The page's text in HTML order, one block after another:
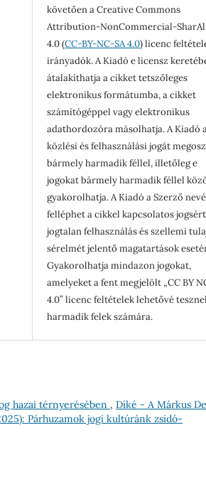
követően a Creative Commons
Attribution-NonCommercial-
4.0 (CC-BY-NC-SA 4.0) licenc
irányadók. A Kiadó e licensz
átalakíthatja a cikket tetszőleges
elektronikus formátumba, a cikket
számítógéppel vagy elektronikus
adathordozóra másolhatja. A Kiadó
közlési és felhasználási jogát
bármely harmadik féllel, illetőleg e
jogokat bármely harmadik féllel
gyakorolhatja. A Kiadó a Szerző
felléphet a cikkel kapcsolatos
jogtalan felhasználás és szellemi
sérelmét jelentő magatartások
Gyakorolhatja mindazon jogokat,
amelyeket a fent megjelölt „CC BY
4.0” licenc feltételek lehetővé
harmadik felek számára.
hazai térnyerésében , Díké - A Márkus
Párhuzamok jogi kultúránk zsidó-